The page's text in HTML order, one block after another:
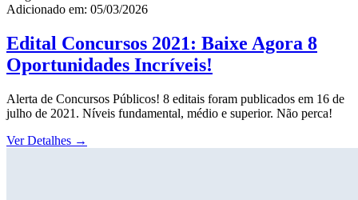
Adicionado em: 05/03/2026
Edital Concursos 2021: Baixe Agora 8
Oportunidades Incríveis!
Alerta de Concursos Públicos! 8 editais foram publicados em 16 de
julho de 2021. Níveis fundamental, médio e superior. Não perca!
Ver Detalhes →